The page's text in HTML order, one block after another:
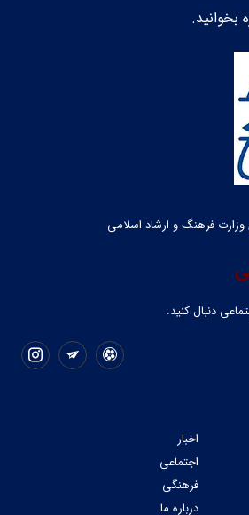
بخوانید.
فرهنگ و ارشاد اسلامی
دنبال کنید.
اخبار
اجتماعی
فرهنگی
درباره ما